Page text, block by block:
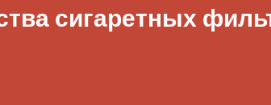
сигаретных